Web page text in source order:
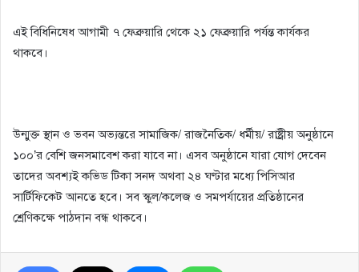
এই বিধিনিষেধ আগামী ৭ ফেব্রুয়ারি থেকে ২১ ফেব্রুয়ারি পর্যন্ত কার্যকর
থাকবে।
উন্মুক্ত স্থান ও ভবন অভ্যন্তরে সামাজিক/ রাজনৈতিক/ ধর্মীয়/ রাষ্ট্রীয় অনুষ্ঠানে
১০০’র বেশি জনসমাবেশ করা যাবে না। এসব অনুষ্ঠানে যারা যোগ দেবেন
তাদের অবশ্যই কভিড টিকা সনদ অথবা ২৪ ঘণ্টার মধ্যে পিসিআর
সার্টিফিকেট আনতে হবে। সব স্কুল/কলেজ ও সমপর্যায়ের প্রতিষ্ঠানের
শ্রেণিকক্ষে পাঠদান বন্ধ থাকবে।